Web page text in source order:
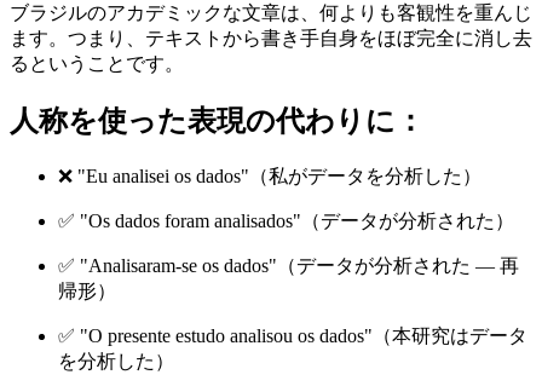
ブラジルのアカデミックな文章は、何よりも客観性を重んじ
ます。つまり、テキストから書き手自身をほぼ完全に消し去
るということです。
人称を使った表現の代わりに：
❌ "Eu analisei os dados"（私がデータを分析した）
✅ "Os dados foram analisados"（データが分析された）
✅ "Analisaram-se os dados"（データが分析された — 再
帰形）
✅ "O presente estudo analisou os dados"（本研究はデータ
を分析した）